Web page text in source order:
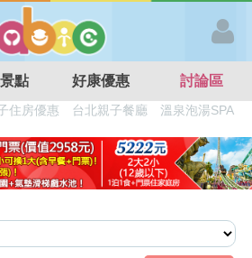
點 好康優惠 討論區
住房優惠 台北親子餐廳
溫泉泡湯SPA